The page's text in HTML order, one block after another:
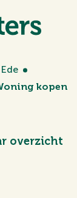
Ede
kopen
overzicht